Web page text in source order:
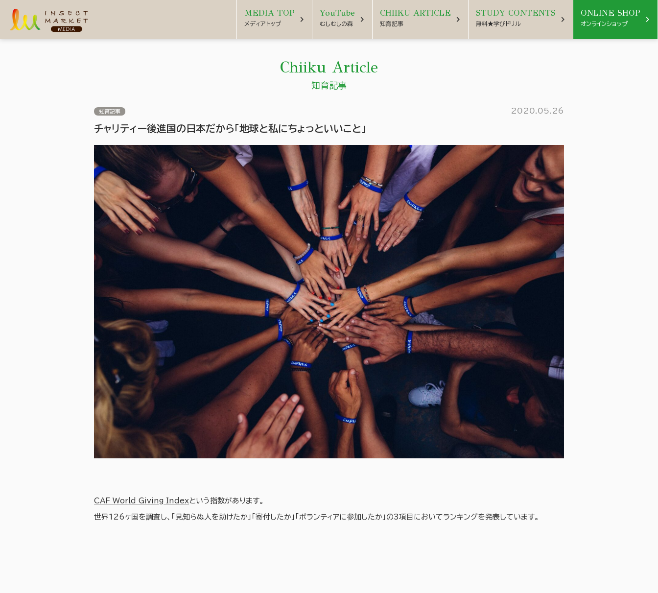
MEDIA TOP
メディアトップ chevron_right
YouTube
むしむしの森 chevron_right
CHIIKU ARTICLE
知育記事 chevron_right
STUDY CONTENTS
無料★学びドリル chevron_right
ONLINE SHOP
オンラインショップ chevron_right
Chiiku Article
知育記事
知育記事 2020.05.26
チャリティー後進国の日本だから「地球と私にちょっといいこと」
CAF World Giving Indexという指数があります。
世界126ヶ国を調査し、「見知らぬ人を助けたか」「寄付したか」「ボランティアに参加したか」の3項目においてランキングを発表しています。